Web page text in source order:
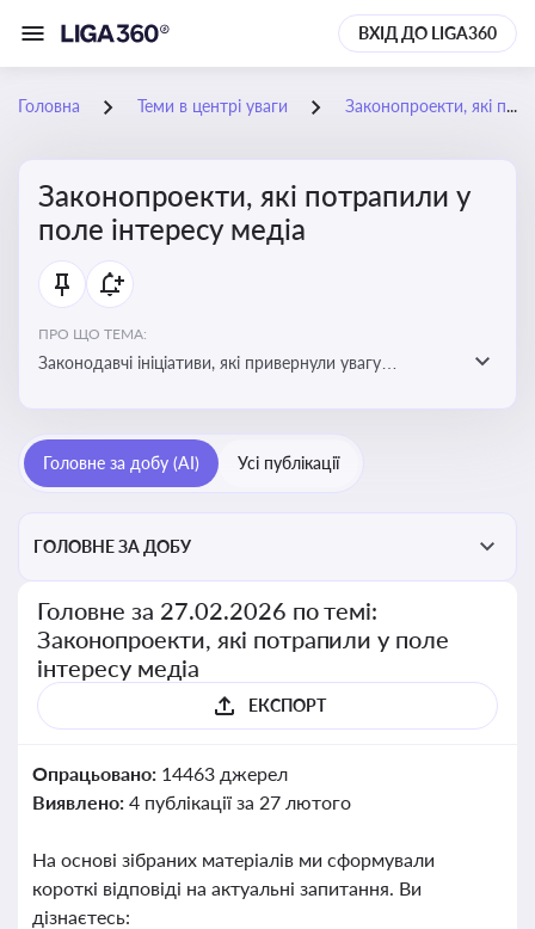
ВХІД ДО LIGA360
Головна Теми в центрі уваги Законопроекти, які потрапили у поле інтересу медіа
Законопроекти, які потрапили у
поле інтересу медіа
ПРО ЩО ТЕМА:
Законодавчі ініціативи, які привернули увагу
прийняття цих проектів пишуть в медіа. Які проекти
викликають найбільше критики
Головне за добу (AI) Усі публікації
ГОЛОВНЕ ЗА ДОБУ
Головне за 27.02.2026 по темі:
Законопроекти, які потрапили у поле
інтересу медіа
ЕКСПОРТ
Опрацьовано: 14463 джерел
Виявлено: 4 публікації за 27 лютого
На основі зібраних матеріалів ми сформували
короткі відповіді на актуальні запитання. Ви
дізнаєтесь: